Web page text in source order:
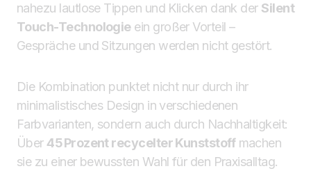
nahezu lautlose Tippen und Klicken dank der Silent
Touch-Technologieein großer Vorteil –
Gespräche und Sitzungen werden nicht gestört.
Die Kombination punktet nicht nur durch ihr
minimalistisches Design in verschiedenen
Farbvarianten, sondern auch durch Nachhaltigkeit:
Über 45 Prozent recycelter Kunststoffmachen
sie zu einer bewussten Wahl für den Praxisalltag.